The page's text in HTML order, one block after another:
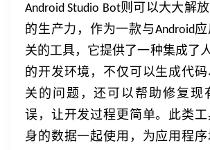
Android Studio Bot则可以大大解
的生产力，作为一款与Android
关的工具，它提供了一种集成了
的开发环境，不仅可以生成代
关的问题，还可以帮助修复现
误，让开发过程更简单。此类工
身的数据一起使用，为应用程